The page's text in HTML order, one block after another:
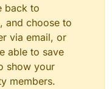
back to
and choose to
via email, or
able to save
show your
members.